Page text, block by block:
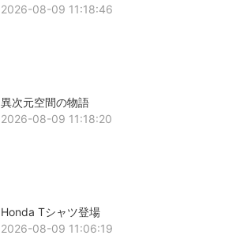
2026-08-09 11:18:46
異次元空間の物語
2026-08-09 11:18:20
Honda Tシャツ登場
2026-08-09 11:06:19